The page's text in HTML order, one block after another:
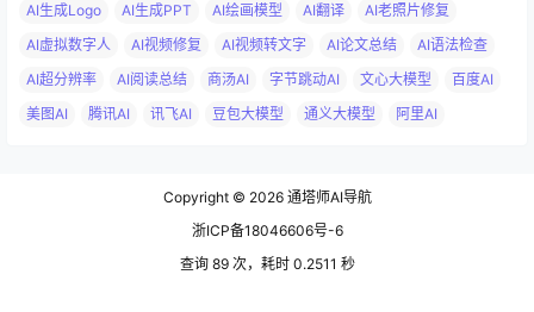
AI生成Logo
AI生成PPT AI绘画模型 AI翻译
AI老照片修复
AI虚拟数字人
AI视频修复 AI视频转文字 AI论文总结
AI语法检查
AI超分辨率
AI阅读总结 商汤AI 字节跳动AI 文心大模型
百度AI
美图AI
腾讯AI 讯飞AI 豆包大模型 通义大模型 阿里AI
Copyright © 2026通塔师AI导航
浙ICP备18046606号-6
查询 89 次，耗时 0.2511 秒